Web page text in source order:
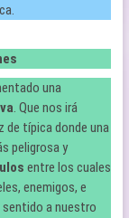
una
. Que nos irá
de típica donde una
peligrosa y
entre los cuales
enemigos, e
sentido a nuestro